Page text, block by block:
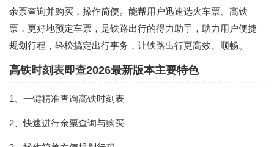
余票查询并购买，操作简便。能帮用户迅速选火车票、高铁
票，更好地预定车票，是铁路出行的得力助手，助力用户便捷
规划行程，轻松搞定出行事务，让铁路出行更高效、顺畅。
高铁时刻表即查2026最新版本主要特色
1、一键精准查询高铁时刻表
2、快速进行余票查询与购买